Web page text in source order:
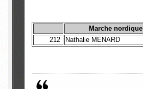
Marche nordique
212
Nathalie MENARD